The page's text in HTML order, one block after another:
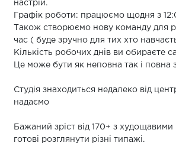
настрій.
Графік роботи: працюємо щодня з
Також створюємо нову команду для
час ( буде зручно для тих хто
Кількість робочих днів ви обираєте
Це може бути як неповна так і повна
Студія знаходиться недалеко від
надаємо
Бажаний зріст від 170+ з
готові розглянути різні типажі.